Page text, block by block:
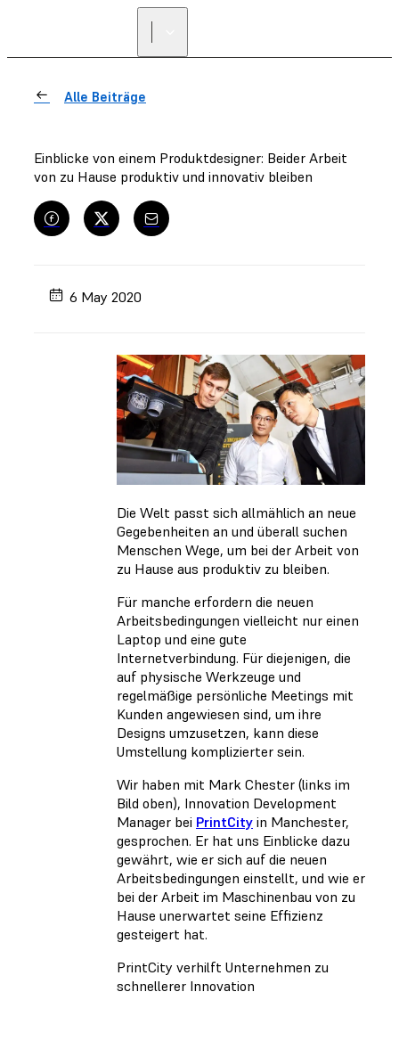
Alle Beiträge
Einblicke von einem Produktdesigner: Beider Arbeit
von zu Hause produktiv und innovativ bleiben
6 May 2020
Die Welt passt sich allmählich an neue
Gegebenheiten an und überall suchen
Menschen Wege, um bei der Arbeit von
zu Hause aus produktiv zu bleiben.
Für manche erfordern die neuen
Arbeitsbedingungen vielleicht nur einen
Laptop und eine gute
Internetverbindung. Für diejenigen, die
auf physische Werkzeuge und
regelmäßige persönliche Meetings mit
Kunden angewiesen sind, um ihre
Designs umzusetzen, kann diese
Umstellung komplizierter sein.
Wir haben mit Mark Chester (links im
Bild oben), Innovation Development
Manager bei PrintCity in Manchester,
gesprochen. Er hat uns Einblicke dazu
gewährt, wie er sich auf die neuen
Arbeitsbedingungen einstellt, und wie er
bei der Arbeit im Maschinenbau von zu
Hause unerwartet seine Effizienz
gesteigert hat.
PrintCity verhilft Unternehmen zu
schnellerer Innovation